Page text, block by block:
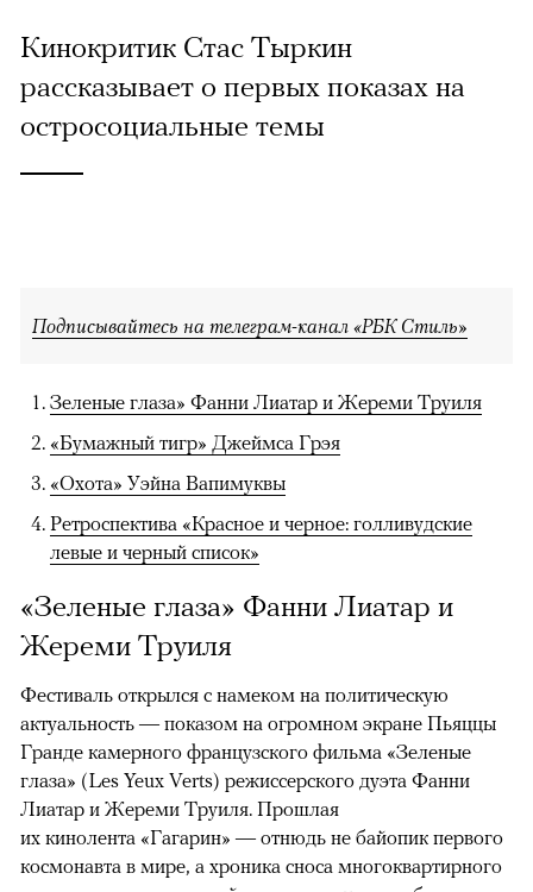
Кинокритик Стас Тыркин
рассказывает о первых показах на
остросоциальные темы
Подписывайтесь на телеграм-канал «РБК Стиль»
Зеленые глаза» Фанни Лиатар и Жереми Труиля
«Бумажный тигр» Джеймса Грэя
«Охота» Уэйна Вапимуквы
Ретроспектива «Красное и черное: голливудские
левые и черный список»
«Зеленые глаза» Фанни Лиатар и
Жереми Труиля
Фестиваль открылся с намеком на политическую
актуальность — показом на огромном экране Пьяццы
Гранде камерного французского фильма «Зеленые
глаза» (Les Yeux Verts) режиссерского дуэта Фанни
Лиатар и Жереми Труиля. Прошлая
их кинолента «Гагарин» — отнюдь не байопик первого
космонавта в мире, а хроника сноса многоквартирного